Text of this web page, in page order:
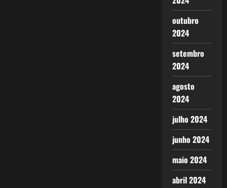
outubro
2024
setembro
2024
agosto
2024
julho 2024
junho 2024
maio 2024
abril 2024